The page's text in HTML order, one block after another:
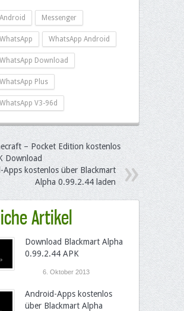
Android Messenger
WhatsApp WhatsApp Android
WhatsApp Download
WhatsApp Plus
WhatsApp V3-96d
– Pocket Edition kostenlos
Download
Apps kostenlos über Blackmart
Alpha 0.99.2.44 laden
Artikel
Download Blackmart Alpha
0.99.2.44 APK
6. Oktober 2013
Android-Apps kostenlos
über Blackmart Alpha